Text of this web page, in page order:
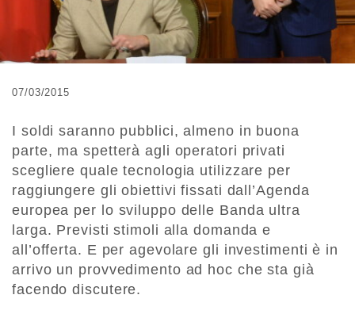
07/03/2015
I soldi saranno pubblici, almeno in buona
parte, ma spetterà agli operatori privati
scegliere quale tecnologia utilizzare per
raggiungere gli obiettivi fissati dall’Agenda
europea per lo sviluppo delle Banda ultra
larga. Previsti stimoli alla domanda e
all’offerta. E per agevolare gli investimenti è in
arrivo un provvedimento ad hoc che sta già
facendo discutere.